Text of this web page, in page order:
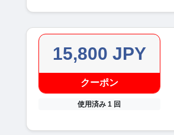
15,800 JPY
クーポン
使用済み 1 回